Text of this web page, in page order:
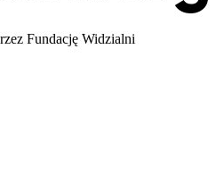
Fundację Widzialni